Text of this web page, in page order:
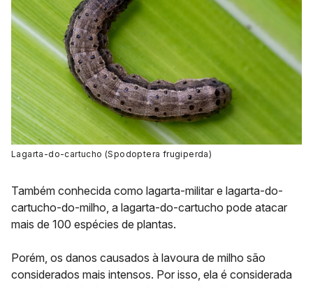
Lagarta-do-cartucho (Spodoptera frugiperda)
Também conhecida como lagarta-militar e lagarta-do-
cartucho-do-milho, a lagarta-do-cartucho pode atacar
mais de 100 espécies de plantas.
Porém, os danos causados à lavoura de milho são
considerados mais intensos. Por isso, ela é considerada